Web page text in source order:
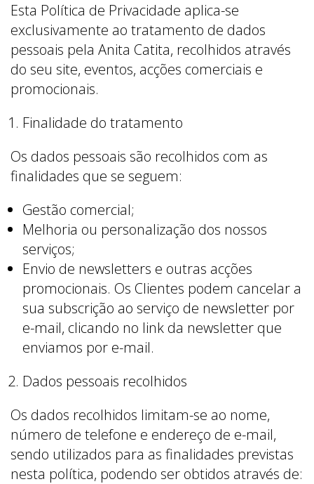
Esta Política de Privacidade aplica-se
exclusivamente ao tratamento de dados
pessoais pela Anita Catita, recolhidos através
do seu site, eventos, acções comerciais e
promocionais.
Finalidade do tratamento
Os dados pessoais são recolhidos com as
finalidades que se seguem:
Gestão comercial;
Melhoria ou personalização dos nossos
serviços;
Envio de newsletters e outras acções
promocionais. Os Clientes podem cancelar a
sua subscrição ao serviço de newsletter por
e-mail, clicando no link da newsletter que
enviamos por e-mail.
Dados pessoais recolhidos
Os dados recolhidos limitam-se ao nome,
número de telefone e endereço de e-mail,
sendo utilizados para as finalidades previstas
nesta política, podendo ser obtidos através de: